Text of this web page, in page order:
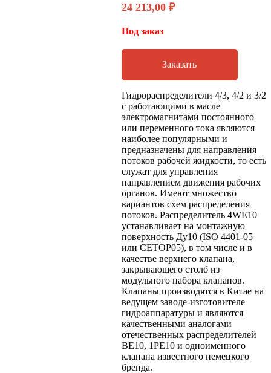
24 213,00 ₽
Под заказ
Заказать
Гидрораспределители 4/3, 4/2 и 3/2
с работающими в масле
электромагнитами постоянного
или переменного тока являются
наиболее популярными и
предназначены для направления
потоков рабочей жидкости, то есть
служат для управления
направлением движения рабочих
органов. Имеют множество
вариантов схем распределения
потоков. Распределитель 4WE10
устанавливает на монтажную
поверхность Ду10 (ISO 4401-05
или CETOP05), в том числе и в
качестве верхнего клапана,
закрывающего столб из
модульного набора клапанов.
Клапаны производятся в Китае на
ведущем заводе-изготовителе
гидроаппаратуры и являются
качественными аналогами
отечественных распределителей
ВЕ10, 1РЕ10 и одноименного
клапана известного немецкого
бренда.